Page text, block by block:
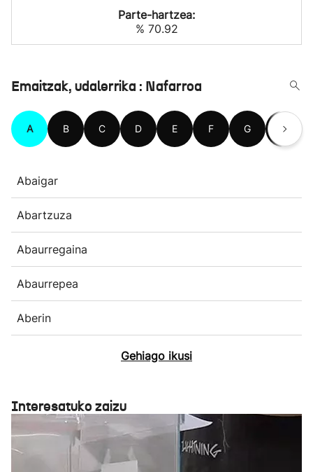
Parte-hartzea:
% 70.92
Emaitzak, udalerrika : Nafarroa
A B C D E F G H
Abaigar
Abartzuza
Abaurregaina
Abaurrepea
Aberin
Gehiago ikusi
Interesatuko zaizu